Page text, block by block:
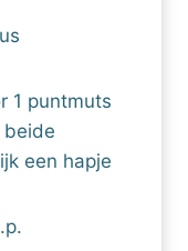
1 puntmuts
beide
een hapje